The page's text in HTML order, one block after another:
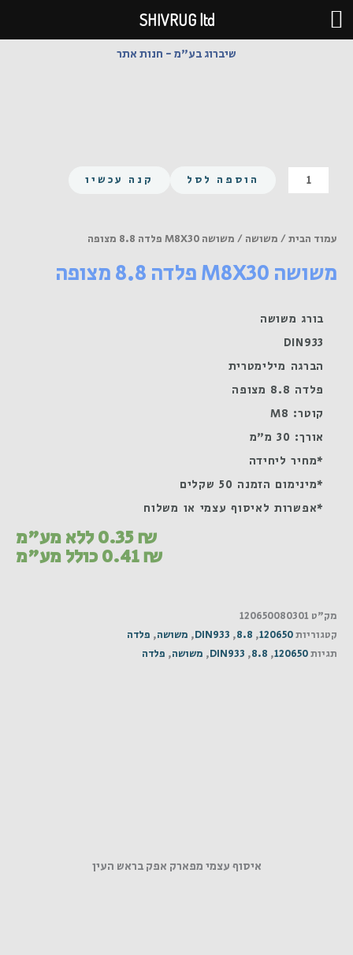
דילוג
לתוכן
שיברוג בע"מ - חנות אתר
כמות
של
8.8
הוספה לסל קנה עכשיו
עמוד הבית/ משושה / משושה M8X30 פלדה 8.8 מצופה
משושה M8X30 פלדה 8.8 מצופה
בורג משושה
DIN933
הברגה מילימטרית
פלדה 8.8 מצופה
קוטר: M8
אורך: 30 מ"מ
*מחיר ליחידה
*מינימום הזמנה 50 שקלים
*אפשרות לאיסוף עצמי או משלוח
0.35₪ ללא מע"מ
0.41₪ כולל מע"מ
מק"ט 120650080301
קטגוריות120650
,
8.8
,
DIN933
, משושה, פלדה
תגיות120650
,
8.8
,
DIN933
, משושה, פלדה
איסוף עצמי מפארק אפק בראש העין
SHIVRUG ltd